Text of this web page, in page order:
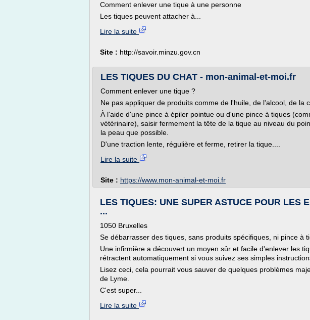
Comment enlever une tique à une personne
Les tiques peuvent attacher à...
Lire la suite
Site : http://savoir.minzu.gov.cn
LES TIQUES DU CHAT - mon-animal-et-moi.fr
Comment enlever une tique ?
Ne pas appliquer de produits comme de l'huile, de l'alcool, de la
À l'aide d'une pince à épiler pointue ou d'une pince à tiques
vétérinaire), saisir fermement la tête de la tique au niveau du
la peau que possible.
D'une traction lente, régulière et ferme, retirer la tique....
Lire la suite
Site : https://www.mon-animal-et-moi.fr
LES TIQUES: UNE SUPER ASTUCE POUR LES
...
1050 Bruxelles
Se débarrasser des tiques, sans produits spécifiques, ni pince à
Une infirmière a découvert un moyen sûr et facile d'enlever les
rétractent automatiquement si vous suivez ses simples
Lisez ceci, cela pourrait vous sauver de quelques problèmes
de Lyme.
C'est super...
Lire la suite